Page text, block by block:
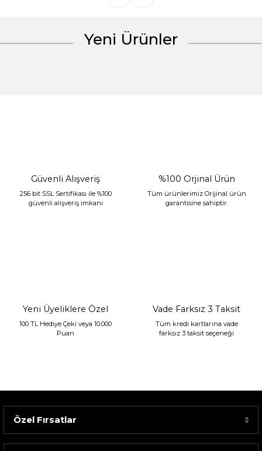
Yeni Ürünler
Güvenli Alışveriş
256 bit SSL Sertifikası ile %100
güvenli alışveriş imkanı
%100 Orjinal Ürün
Tüm ürünlerimiz Orijinal ürün
garantisine sahiptir.
Yeni Üyeliklere Özel
100 TL Hediye Çeki veya 10.000
Puan
Vade Farksız 3 Taksit
Tüm kredi kartlarına vade
farksız 3 taksit seçeneği
Özel Fırsatlar